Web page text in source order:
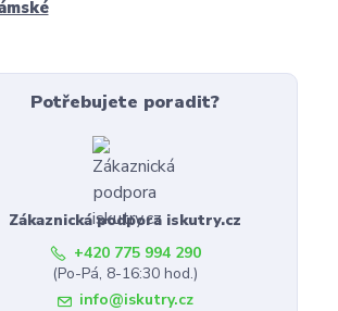
Potřebujete poradit?
Zákaznická podpora iskutry.cz
+420 775 994 290
(Po-Pá, 8-16:30 hod.)
info@iskutry.cz